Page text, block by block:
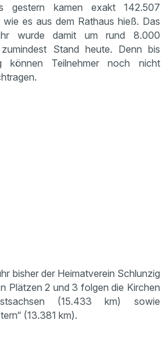
gestern kamen exakt 142.507
wie es aus dem Rathaus hieß. Das
wurde damit um rund 8.000
Stand heute. Denn bis
können Teilnehmer noch nicht
bisher der Heimatverein Schlunzig
Plätzen 2 und 3 folgen die Kirchen
(15.433 km) sowie
(13.381 km).